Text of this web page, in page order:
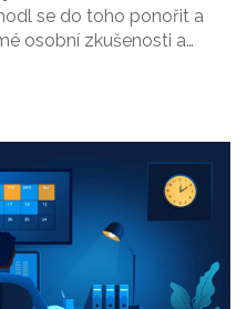
se do toho ponořit a
osobní zkušenosti a
na to společně!